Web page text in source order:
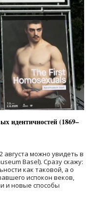
идентичностей (1869–
августа можно увидеть в
Basel). Сразу скажу:
как таковой, а о
испокон веков,
и новые способы